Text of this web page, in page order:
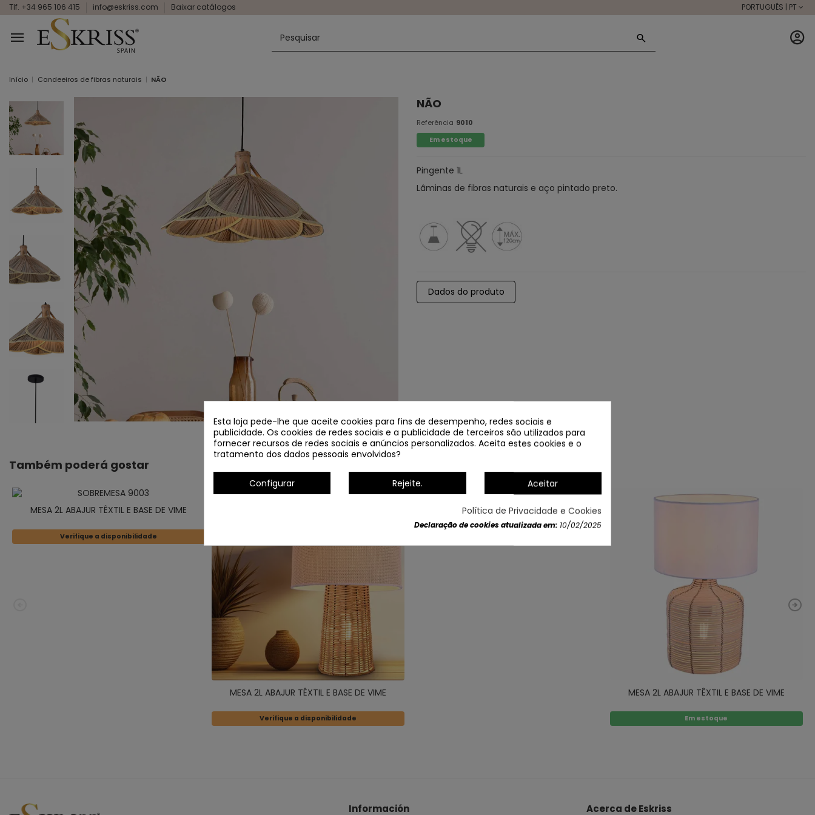
Tlf. +34 965 106 415 info@eskriss.com Baixar catálogos PORTUGUÊS | PT
Início Candeeiros de fibras naturais NÃO
NÃO
Referência 9010
Em estoque
Pingente 1L
Lâminas de fibras naturais e aço pintado preto.
Dados do produto
Também poderá gostar
MESA 2L ABAJUR TÊXTIL E BASE DE VIME
Verifique a disponibilidade
MESA 2L ABAJUR TÊXTIL E BASE DE VIME
Verifique a disponibilidade
MESA 2L ABAJUR TÊXTIL E BASE DE VIME
MESA 2L ABAJUR TÊXTIL E BASE DE VIME
Em estoque
Información Acerca de Eskriss
Esta loja pede-lhe que aceite cookies para fins de desempenho, redes sociais e
publicidade. Os cookies de redes sociais e a publicidade de terceiros são utilizados para
fornecer recursos de redes sociais e anúncios personalizados. Aceita estes cookies e o
tratamento dos dados pessoais envolvidos?
Configurar Rejeite. Aceitar
Política de Privacidade e Cookies
Declaração de cookies atualizada em: 10/02/2025